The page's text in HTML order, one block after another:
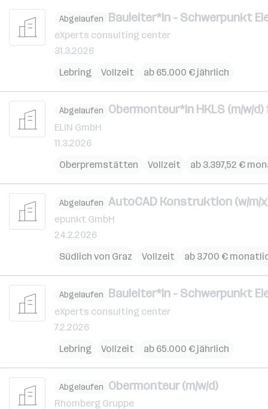
Abgelaufen Bauleiter*in - Schwerpunkt
eXperts consulting center
31.3.2026
Lebring
Vollzeit ab 65.000 € jährlich
Abgelaufen Obermonteur*in HKLS (m/w/
ELIN GmbH
11.3.2026
Oberpremstätten
Vollzeit ab 3.397,52 €
Abgelaufen AutoCAD Konstruktion (w/m/
epunkt GmbH
24.2.2026
Südlich von Graz
Vollzeit ab 3.700 €
Abgelaufen Bauleiter*in - Schwerpunkt
eXperts consulting center
7.2.2026
Lebring
Vollzeit ab 65.000 € jährlich
Abgelaufen Obermonteur (m/w/d)
Rhomberg Gruppe